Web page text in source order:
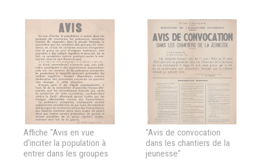
Affiche "Avis en vue
d'inciter la population à
entrer dans les groupes
"Avis de convocation
dans les chantiers de la
jeunesse"